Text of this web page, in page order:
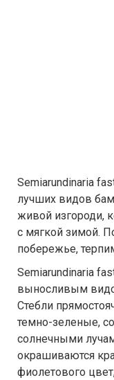
Semiarundinaria
лучших видов
живой изгороди,
с мягкой зимой.
побережье,
Semiarundinaria
выносливым
Стебли
темно-зеленые,
солнечными
окрашиваются
фиолетового